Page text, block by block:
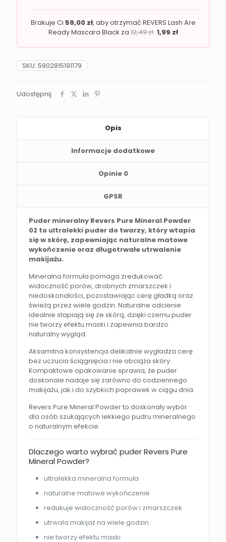
Brakuje Ci 59,00 zł, aby otrzymać REVERS Lash Are
Ready Mascara Black za12,49zł 1,99 zł
SKU: 5902815191179
Udostępnij
Opis
Informacje dodatkowe
Opinie 0
GPSR
Puder mineralny Revers Pure Mineral Powder
02 to ultralekki puder do twarzy, który wtapia
się w skórę, zapewniając naturalne matowe
wykończenie oraz długotrwałe utrwalenie
makijażu.
Mineralna formuła pomaga zredukować
widoczność porów, drobnych zmarszczek i
niedoskonałości, pozostawiając cerę gładką oraz
świeżą przez wiele godzin. Naturalne odcienie
idealnie stapiają się ze skórą, dzięki czemu puder
nie tworzy efektu maski i zapewnia bardzo
naturalny wygląd.
Aksamitna konsystencja delikatnie wygładza cerę
bez uczucia ściągnięcia i nie obciąża skóry.
Kompaktowe opakowanie sprawia, że puder
doskonale nadaje się zarówno do codziennego
makijażu, jak i do szybkich poprawek w ciągu dnia.
Revers Pure Mineral Powder to doskonały wybór
dla osób szukających lekkiego pudru mineralnego
o naturalnym efekcie.
Dlaczego warto wybrać puder Revers Pure
Mineral Powder?
ultralekka mineralna formuła
naturalne matowe wykończenie
redukuje widoczność porów i zmarszczek
utrwala makijaż na wiele godzin
nie tworzy efektu maski